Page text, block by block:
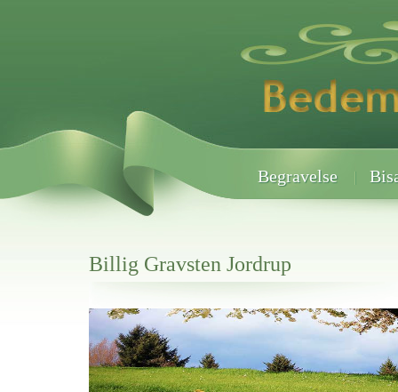
Begravelse
Billig Gravsten Jordrup
Her hos os får du altid en god afslutning når det gælder
Billig Gravsten Jordrup
vi hjælper i alle faser af begravelsel